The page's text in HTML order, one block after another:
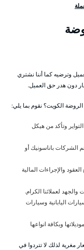
وترضيه كما أننا نشتري
دون هدر حق العميل.
الكويت؟ نقوم بما يلي:
وتأكد من هيكل
الشركات باناسونيك أو
والإجراءات المالية
لعملائنا الكرام.
اليابانية وسيارات
وبكافة انواعها
مغرية لذلك لا تتردوا في